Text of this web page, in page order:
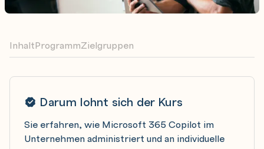
Darum lohnt sich der Kurs
Sie erfahren, wie Microsoft 365 Copilot im
Unternehmen administriert und an individuelle
InhaltProgrammZielgruppen